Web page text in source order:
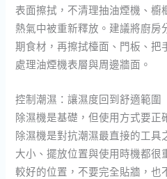
表面擦拭，不清理抽油煙機、櫥
熱氣中被重新釋放。建議將廚房
期食材，再擦拭檯面、門板、把
處理油煙機表層與周邊牆面。
控制潮濕：讓濕度回到舒適範圍
除濕機是基礎，但使用方式要正
除濕機是對抗潮濕最直接的工具
大小、擺放位置與使用時機都很
較好的位置，不要完全貼牆，也